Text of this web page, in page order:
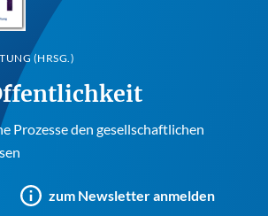
(HRSG.)
Prozesse den gesellschaftlichen
zum Newsletter anmelden